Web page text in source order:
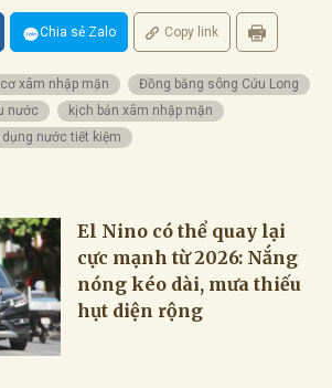
Chia sẻ Zalo Copy link
xâm nhập mặn
Đồng bằng sông Cửu Long
nước
kịch bản xâm nhập mặn
dụng nước tiết kiệm
El Nino có thể quay lại
cực mạnh từ 2026: Nắng
nóng kéo dài, mưa thiếu
hụt diện rộng